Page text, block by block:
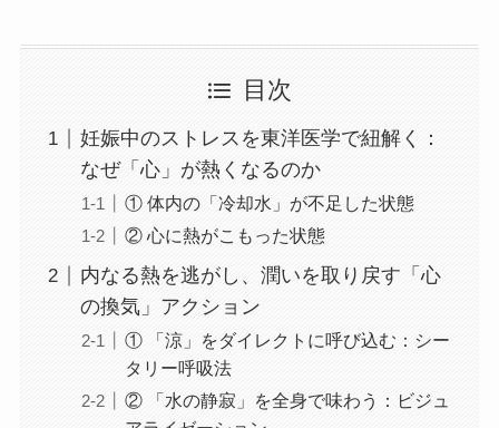
目次
妊娠中のストレスを東洋医学で紐解く：
なぜ「心」が熱くなるのか
① 体内の「冷却水」が不足した状態
② 心に熱がこもった状態
内なる熱を逃がし、潤いを取り戻す「心
の換気」アクション
① 「涼」をダイレクトに呼び込む：シー
タリー呼吸法
② 「水の静寂」を全身で味わう：ビジュ